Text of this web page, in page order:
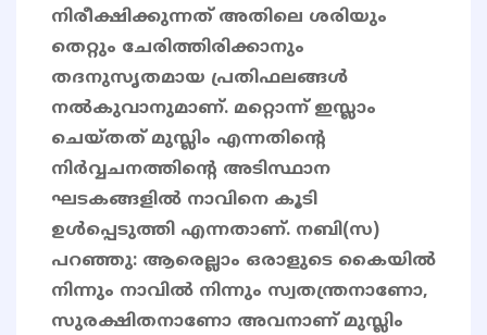
നിരീക്ഷിക്കുന്നത് അതിലെ ശരിയും
തെറ്റും ചേരിത്തിരിക്കാനും
തദനുസൃതമായ പ്രതിഫലങ്ങൾ
നൽകുവാനുമാണ്. മറ്റൊന്ന് ഇസ്ലാം
ചെയ്തത് മുസ്ലിം എന്നതിന്റെ
നിർവ്വചനത്തിന്റെ അടിസ്ഥാന
ഘടകങ്ങളിൽ നാവിനെ കൂടി
ഉൾപ്പെടുത്തി എന്നതാണ്. നബി(സ)
പറഞ്ഞു: ആരെല്ലാം ഒരാളുടെ കൈയിൽ
നിന്നും നാവിൽ നിന്നും സ്വതന്ത്രനാണോ,
സുരക്ഷിതനാണോ അവനാണ് മുസ്ലിം